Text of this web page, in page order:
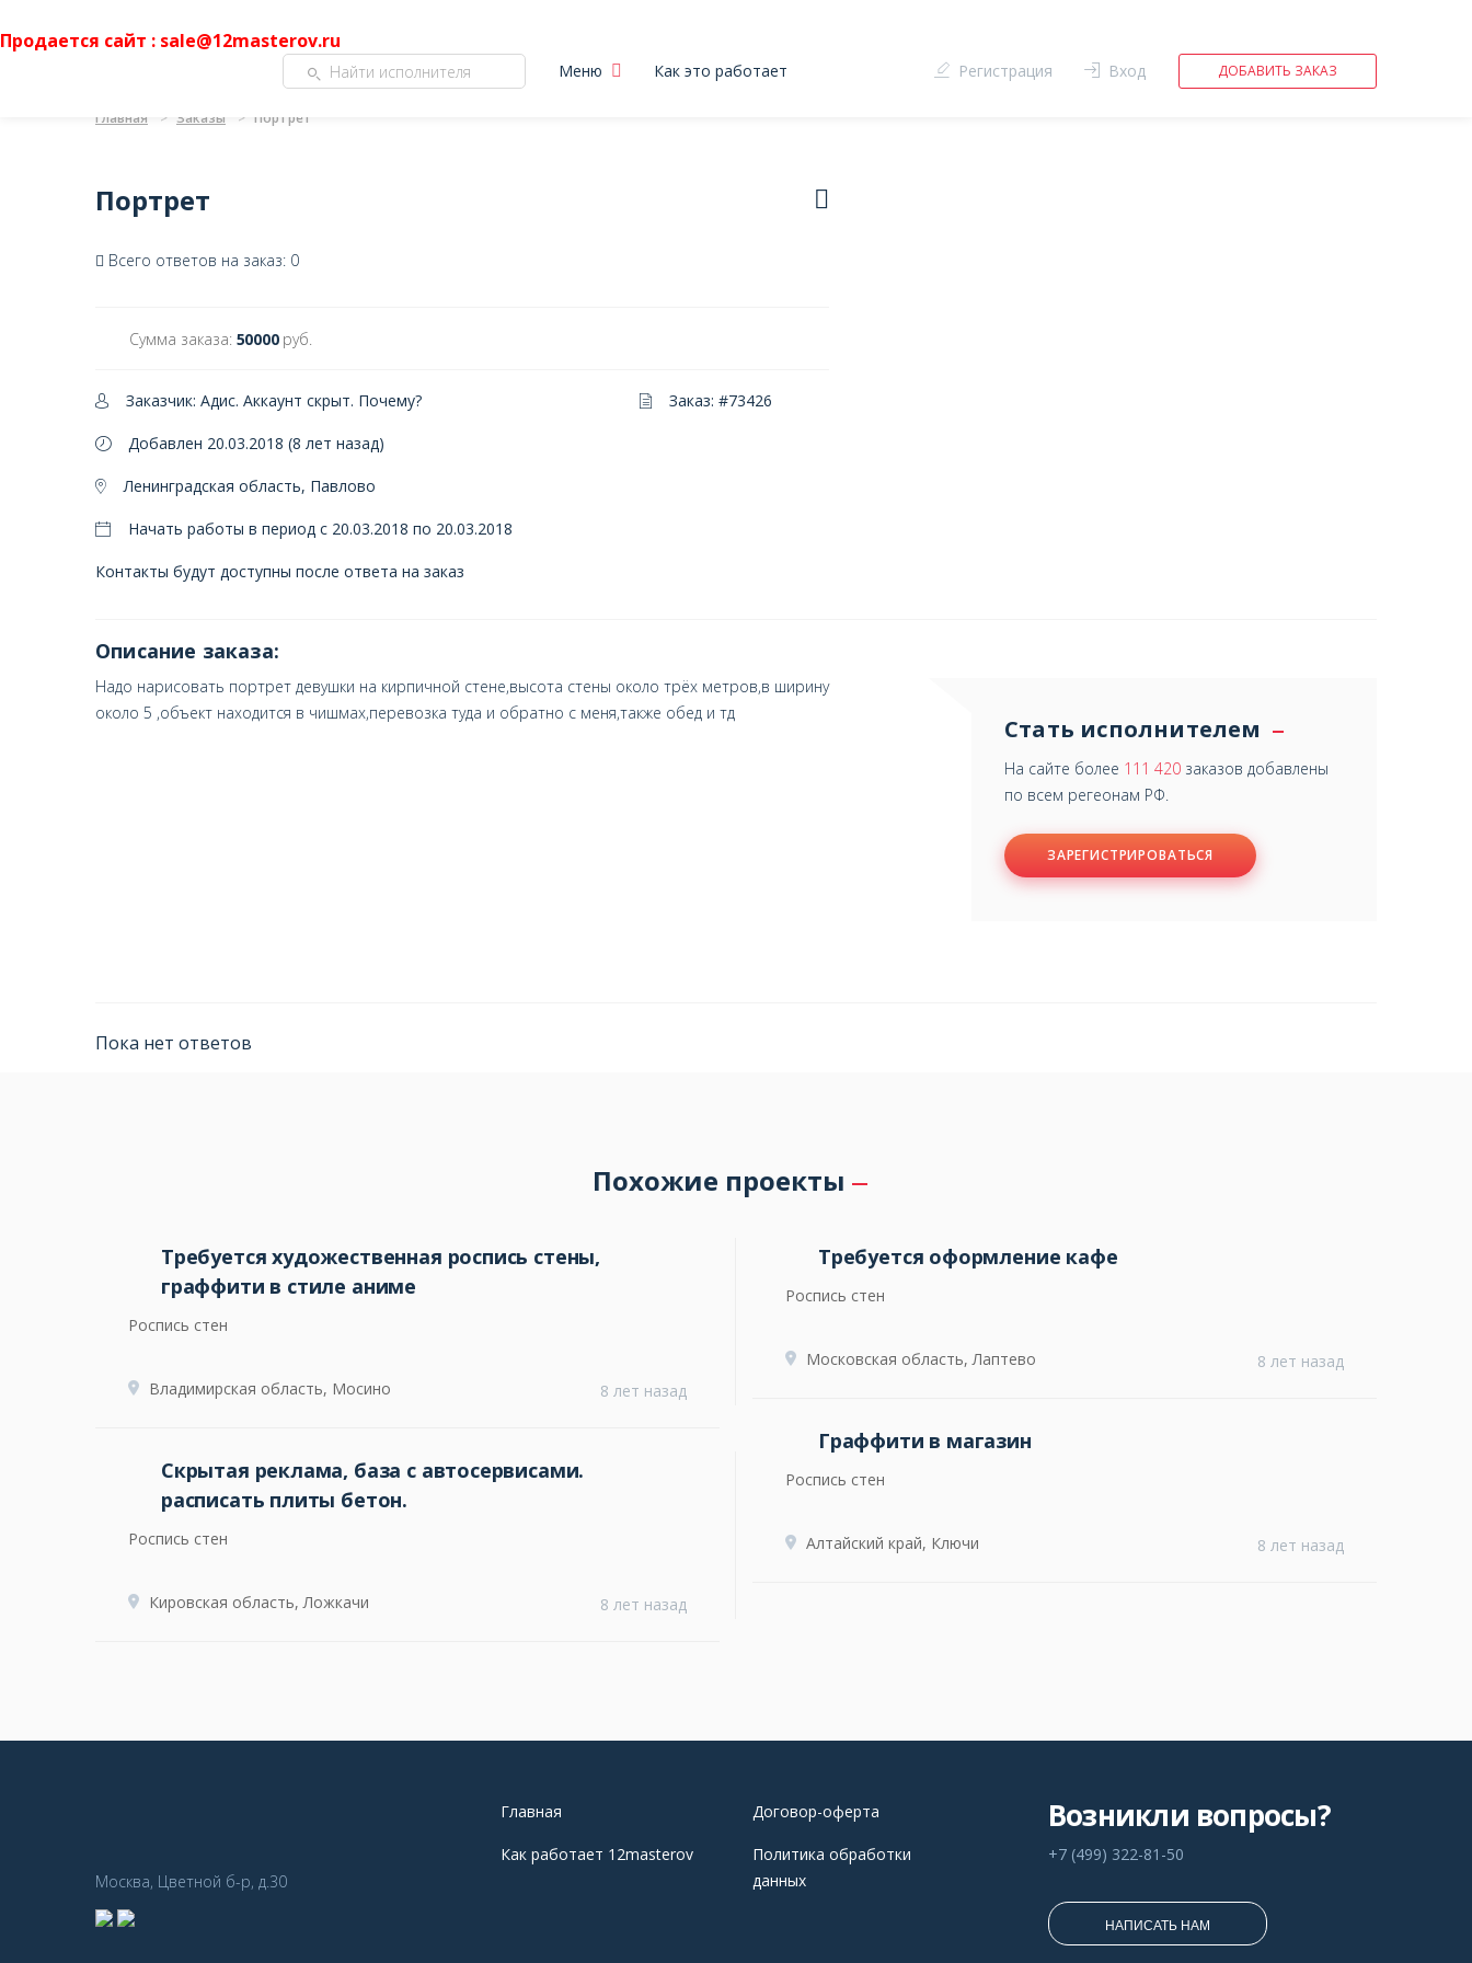
Продается сайт : sale@12masterov.ru
Регистрация Вход ДОБАВИТЬ ЗАКАЗ
Меню Как это работает
Главная Заказы Портрет
Портрет
Всего ответов на заказ: 0
Сумма заказа: 50000 руб.
Заказ: #73426
Заказчик: Адис. Аккаунт скрыт. Почему?
Добавлен 20.03.2018 (8 лет назад)
Ленинградская область, Павлово
Начать работы в период с 20.03.2018 по 20.03.2018
Контакты будут доступны после ответа на заказ
Описание заказа:
Надо нарисовать портрет девушки на кирпичной стене,высота стены около трёх метров,в ширину
около 5 ,объект находится в чишмах,перевозка туда и обратно с меня,также обед и тд
Стать исполнителем
На сайте более 111 420 заказов добавлены
по всем регеонам РФ.
ЗАРЕГИСТРИРОВАТЬСЯ
Пока нет ответов
Похожие проекты
Требуется художественная роспись стены,
граффити в стиле аниме
Роспись стен
8 лет назад
Владимирская область, Мосино
Скрытая реклама, база с автосервисами.
расписать плиты бетон.
Роспись стен
8 лет назад
Кировская область, Ложкачи
Требуется оформление кафе
Роспись стен
8 лет назад
Московская область, Лаптево
Граффити в магазин
Роспись стен
8 лет назад
Алтайский край, Ключи
Москва, Цветной б-р, д.30
Главная Договор-оферта
Как работает 12masterov
Политика обработки
данных
Возникли вопросы?
+7 (499) 322-81-50
НАПИСАТЬ НАМ